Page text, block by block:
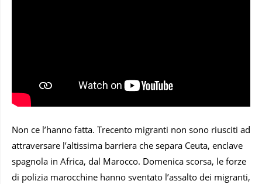
Non ce l’hanno fatta. Trecento migranti non sono riusciti ad
attraversare l’altissima barriera che separa Ceuta, enclave
spagnola in Africa, dal Marocco. Domenica scorsa, le forze
di polizia marocchine hanno sventato l’assalto dei migranti,